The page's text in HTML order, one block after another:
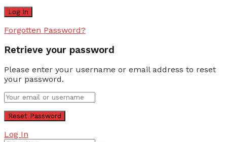
Forgotten Password?
Retrieve your password
Please enter your username or email address to reset
your password.
Log In